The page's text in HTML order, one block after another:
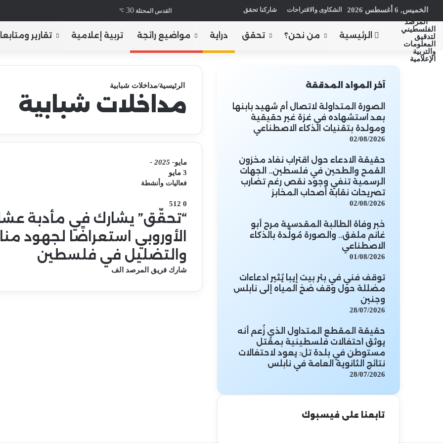
الخميس, 6 أغسطس 2026 الشكاوى والاقتراحات شاركنا تحقق القدس المحتلة 30
℃
الرئيسية من نحن؟ تحقق دراية مواضيع رائجة تربية إعلامية تقارير
الرئيسية/مداخلات شبابية
مداخلات شبابية
مايو- 2025 -
3 مايو
فعاليات وأنشطة
0
“تحقّق” يشارك في مأدبة
الأوروبي استعراضًا لجهود
والتضليل في فلسطين
شارك فريق المرصد الف
آخر المواد المدققة
الصورة المتداولة لاتصال أم شهيد بابنها
بعد استشهاده في غزة غير حقيقية
ومولدة بتقنيات الذكاء الاصطناعي
02/08/2026
حقيقة الادعاء حول اقتراب نفاد مخزون
القمح والطحين في فلسطين.. الجهات
الرسمية تنفي وجود نقص رغم تضارب
تصريحات نقابة أصحاب المخابز
02/08/2026
خبر وفاة الطالبة المقدسية مرح أبو
غانم ملفق.. والصورة مُولَّدة بالذكاء
الاصطناعي
01/08/2026
توقف فني في بئر بيت إيبا يُثير ادعاءات
مضللة حول وقف ضخ المياه إلى نابلس
وجنين
28/07/2026
حقيقة المقطع المتداول الذي زُعم أنه
يوثق احتفالات فلسطينية بمقتل
مستوطن في بلدة تل: يعود لاحتفالات
نتائج الثانوية العامة في نابلس
28/07/2026
تابعنا على فيسبوك